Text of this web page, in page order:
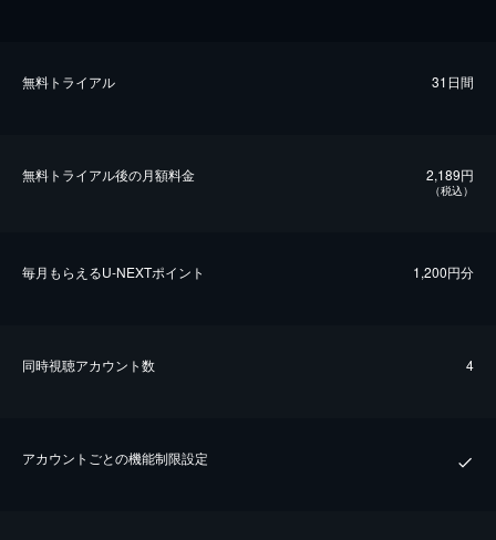
無料トライアル 31日間
無料トライアル後の⽉額料金 2,189円
（税込）
毎⽉もらえるU-NEXTポイント 1,200円分
同時視聴アカウント数 4
アカウントごとの機能制限設定